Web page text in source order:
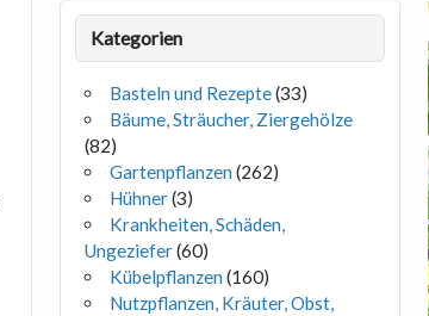
Kategorien
Basteln und Rezepte(33)
Bäume, Sträucher, Ziergehölze
(82)
Gartenpflanzen (262)
Hühner(3)
Krankheiten, Schäden,
Ungeziefer(60)
Kübelpflanzen (160)
Nutzpflanzen, Kräuter, Obst,